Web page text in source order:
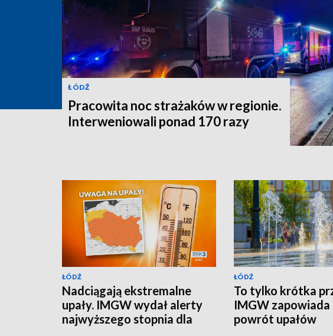
ŁÓDŹ
Pracowita noc strażaków w regionie.
Interweniowali ponad 170 razy
ŁÓDŹ
Nadciągają ekstremalne
upały. IMGW wydał alerty
najwyższego stopnia dla
ŁÓDŹ
To tylko krótka
IMGW zapowiada
powrót upałów